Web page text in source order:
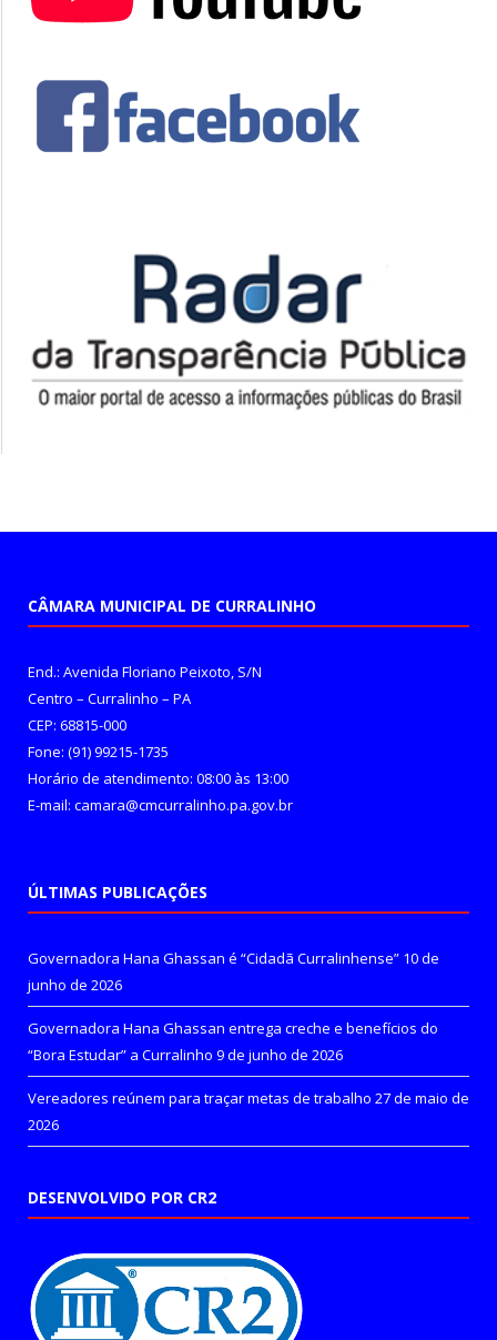
CÂMARA MUNICIPAL DE CURRALINHO
End.: Avenida Floriano Peixoto, S/N
Centro – Curralinho – PA
CEP: 68815-000
Fone: (91) 99215-1735
Horário de atendimento: 08:00 às 13:00
E-mail: camara@cmcurralinho.pa.gov.br
ÚLTIMAS PUBLICAÇÕES
Governadora Hana Ghassan é “Cidadã Curralinhense” 10 de
junho de 2026
Governadora Hana Ghassan entrega creche e benefícios do
“Bora Estudar” a Curralinho 9 de junho de 2026
Vereadores reúnem para traçar metas de trabalho 27 de maio de
2026
DESENVOLVIDO POR CR2